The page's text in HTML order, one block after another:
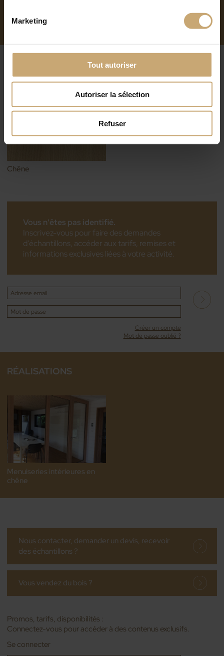
Marketing
Tout autoriser
Autoriser la sélection
Refuser
ESSENCES DE BOIS DISPONIBLES
Chêne
Vous n'êtes pas identifié.
Inscrivez-vous pour faire des demandes
d'échantillons, accéder aux tarifs, remises et
informations exclusives liées à votre activité.
Créer un compte
Mot de passe oublié ?
RÉALISATIONS
Menuiseries intérieures en
chêne
Nous contacter, demander un devis, recevoir
des échantillons ?
Vous vendez du bois ?
Promos, tarifs, disponibilités :
Connectez-vous pour accéder à des contenus exclusifs.
Se connecter